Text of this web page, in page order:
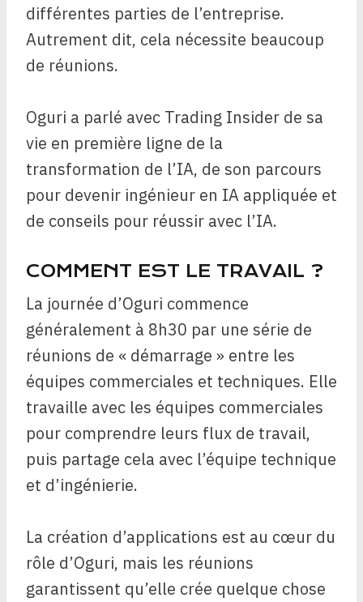
différentes parties de l’entreprise.
Autrement dit, cela nécessite beaucoup
de réunions.
Oguri a parlé avec Trading Insider de sa
vie en première ligne de la
transformation de l’IA, de son parcours
pour devenir ingénieur en IA appliquée et
de conseils pour réussir avec l’IA.
COMMENT EST LE TRAVAIL ?
La journée d’Oguri commence
généralement à 8h30 par une série de
réunions de « démarrage » entre les
équipes commerciales et techniques. Elle
travaille avec les équipes commerciales
pour comprendre leurs flux de travail,
puis partage cela avec l’équipe technique
et d’ingénierie.
La création d’applications est au cœur du
rôle d’Oguri, mais les réunions
garantissent qu’elle crée quelque chose